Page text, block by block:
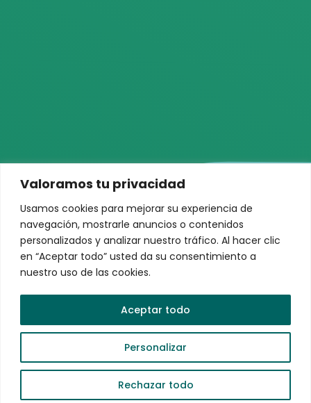
Valoramos tu privacidad
Usamos cookies para mejorar su experiencia de
navegación, mostrarle anuncios o contenidos
personalizados y analizar nuestro tráfico. Al hacer clic
en “Aceptar todo” usted da su consentimiento a
nuestro uso de las cookies.
Personalizar
Rechazar todo
Aceptar todo
Escríbenos aquí
Ayuda?